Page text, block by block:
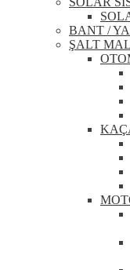
BANT /
ŞALT